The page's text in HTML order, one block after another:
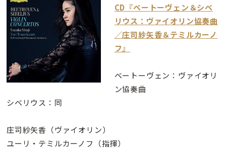
CD『ベートーヴェン＆シベ
リウス：ヴァイオリン協奏曲
／庄司紗矢香＆テミルカーノ
フ』
ベートーヴェン：ヴァイオリ
ン協奏曲
シベリウス：同
庄司紗矢香（ヴァイオリン）
ユーリ・テミルカーノフ（指揮）